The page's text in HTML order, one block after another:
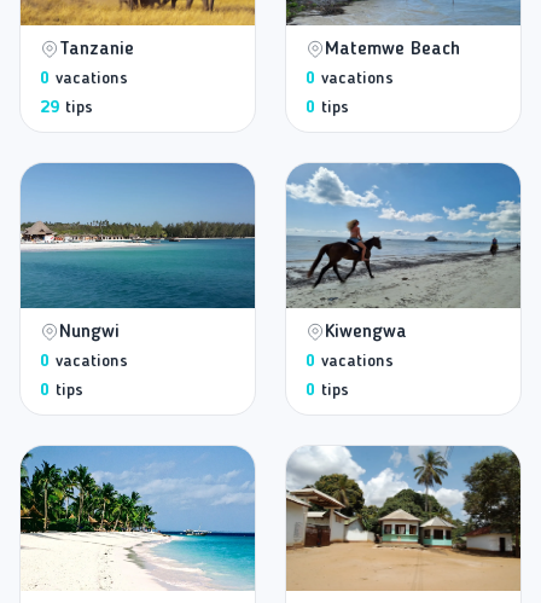
Tanzanie
0 vacations
29 tips
Matemwe Beach
0 vacations
0 tips
Nungwi
0 vacations
0 tips
Kiwengwa
0 vacations
0 tips